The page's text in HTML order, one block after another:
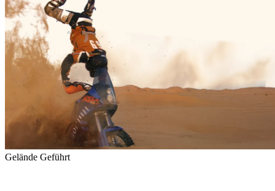
Gelände Geführt